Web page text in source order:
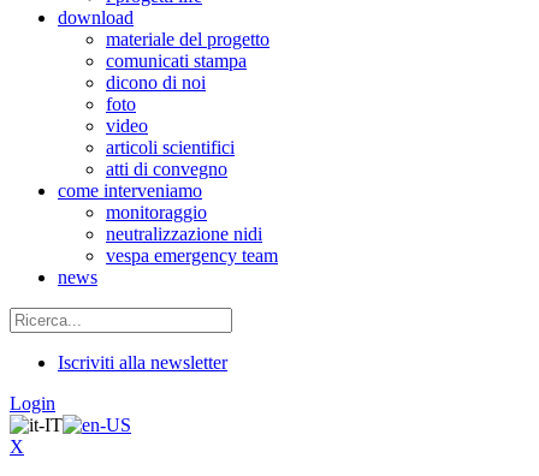
download
materiale del progetto
comunicati stampa
dicono di noi
foto
video
articoli scientifici
atti di convegno
come interveniamo
monitoraggio
neutralizzazione nidi
vespa emergency team
news
Iscriviti alla newsletter
Login
X